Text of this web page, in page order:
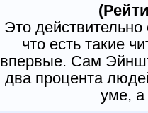
Это
что есть такие
впервые. Сам
два процента
уме, а